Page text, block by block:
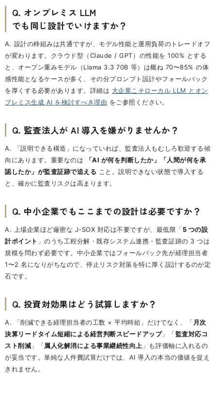
Q. オンプレミス LLM
でも同じ設計でいけますか？
A. 設計の枠組みは共通ですが、モデル性能と運用負荷のトレードオフ
が変わります。クラウド型（Claude / GPT）の性能を 100% とする
と、オープン重みモデル（Llama 3.3 70B 等）は概ね 70〜85% の体
感性能となるケースが多く、その分プロンプト設計やフォールバック
を厚くする必要があります。詳細は 大企業こそローカル LLM とオン
プレミス生成 AI を検討すべき理由 をご参照ください。
Q. 監査法人が AI 導入を嫌がりませんか？
A. 「説明できる構造」になっていれば、監査法人もむしろ歓迎する傾
向にあります。重要なのは
「AI が何を判断したか」「人間が何を承
認したか」が監査証跡で追える こと。説明できない状態で導入する
と、確かに監査リスクは高まります。
Q. 中小企業でもここまでの設計は必要ですか？
A. 上場企業ほど厳密な J-SOX 対応は不要ですが、最低限「5 つの設
計ポイント 」のうち工程分解・既存システム連携・監査証跡の 3 つは
規模を問わず必要です。中小企業ではフォールバック先が経理担当者
1〜2 名になりがちなので、停止リスク対策を特に厚く設計するのが定
石です。
Q. 投資対効果はどう試算しますか？
A. 「削減できる経理担当者の工数 × 平均時給」だけでなく、「 月次
決算リードタイム短縮による経営判断スピードアップ」「監査対応コ
スト削減 」「属人化解消による事業継続性向上 」も評価軸に入れるの
が妥当です。単純な人件費試算だけでは、AI 導入の本当の価値を捉え
きれません。